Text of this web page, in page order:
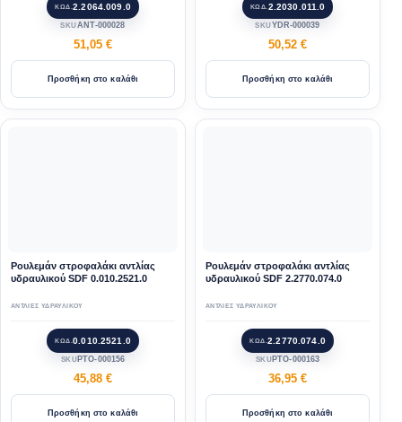
ΚΩΔ.2.2064.009.0
SKUΑΝΤ-000028
51,05 €
Προσθήκη στο καλάθι
ΚΩΔ. 2.2030.011.0
SKUYDR-000039
50,52 €
Προσθήκη στο καλάθι
Ρουλεμάν στροφαλάκι αντλίας
υδραυλικού SDF 0.010.2521.0
ΑΝΤΛΙΕΣ ΥΔΡΑΥΛΙΚΟΥ
ΚΩΔ.0.010.2521.0
SKU PTO-000156
45,88 €
Προσθήκη στο καλάθι
Ρουλεμάν στροφαλάκι αντλίας
υδραυλικού SDF 2.2770.074.0
ΑΝΤΛΙΕΣ ΥΔΡΑΥΛΙΚΟΥ
ΚΩΔ.2.2770.074.0
SKU PTO-000163
36,95 €
Προσθήκη στο καλάθι